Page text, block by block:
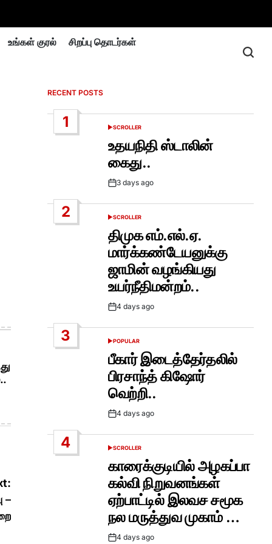
உங்கள் குரல் சிறப்பு தொடர்கள்
–
RECENT POSTS
1
POSTED
SCROLLER
உதயநிதி ஸ்டாலின்
கைது..
Post3 days ago
2
POSTED
SCROLLER
திமுக எம்.எல்.ஏ.
மார்க்கண்டேயனுக்கு
ஜாமின் வழங்கியது
உயர்நீதிமன்றம்..
Post4 days ago
3
POSTED
POPULAR
பீகார் இடைத்தேர்தலில்
பிரசாந்த் கிஷோர்
வெற்றி..
Post4 days ago
4
POSTED
SCROLLER
காரைக்குடியில் அழகப்பா
கல்வி நிறுவனங்கள்
ஏற்பாட்டில் இலவச சமூக
நல மருத்துவ முகாம் …
Post4 days ago